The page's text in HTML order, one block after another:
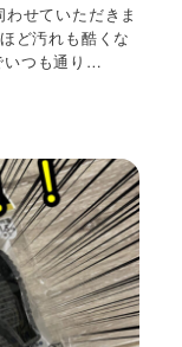
せていただきま
ど汚れも酷くな
いつも通り…